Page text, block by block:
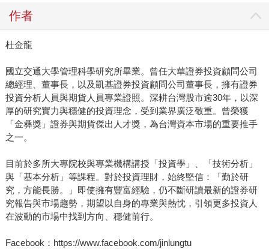
作者
杜金龍
國立交通大學管理科學研究所畢業。曾任大華證券投資顧問公司
總經理、董事長，以及凱基證券投資顧問公司董事長，擁有證券
投資分析人員與期貨人員專業證照。深耕台灣股市逾30年，以深
厚的研究實力與穩健的投資理念，受到業界廣泛敬重。曾榮獲
「金彝獎」證券與期貨傑出人才獎，為台灣資本市場的重要推手
之一。
目前於多所大專院校與專業機構講授「投資學」、「技術分析」
與「基本分析」等課程。對於投資理財，始終堅信：「勤於研
究，方能長勝。」即使擁有豐富經驗，仍不斷研讀最新的證券研
究報告與市場趨勢，期望以自身的專業與熱忱，引領更多投資人
在波動的市場中找到方向、穩健前行。
Facebook：https://www.facebook.com/jinlungtu